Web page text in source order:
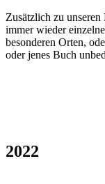
Zusätzlich zu
immer wieder
besonderen Orten,
oder jenes Buch
2022